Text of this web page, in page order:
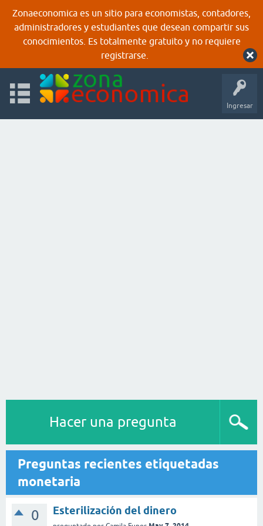
Zonaeconomica es un sitio para economistas, contadores,
administradores y estudiantes que desean compartir sus
conocimientos. Es totalmente gratuito y no requiere
registrarse.
Ingresar
Hacer una pregunta
Preguntas recientes etiquetadas
monetaria
0 Esterilización del dinero